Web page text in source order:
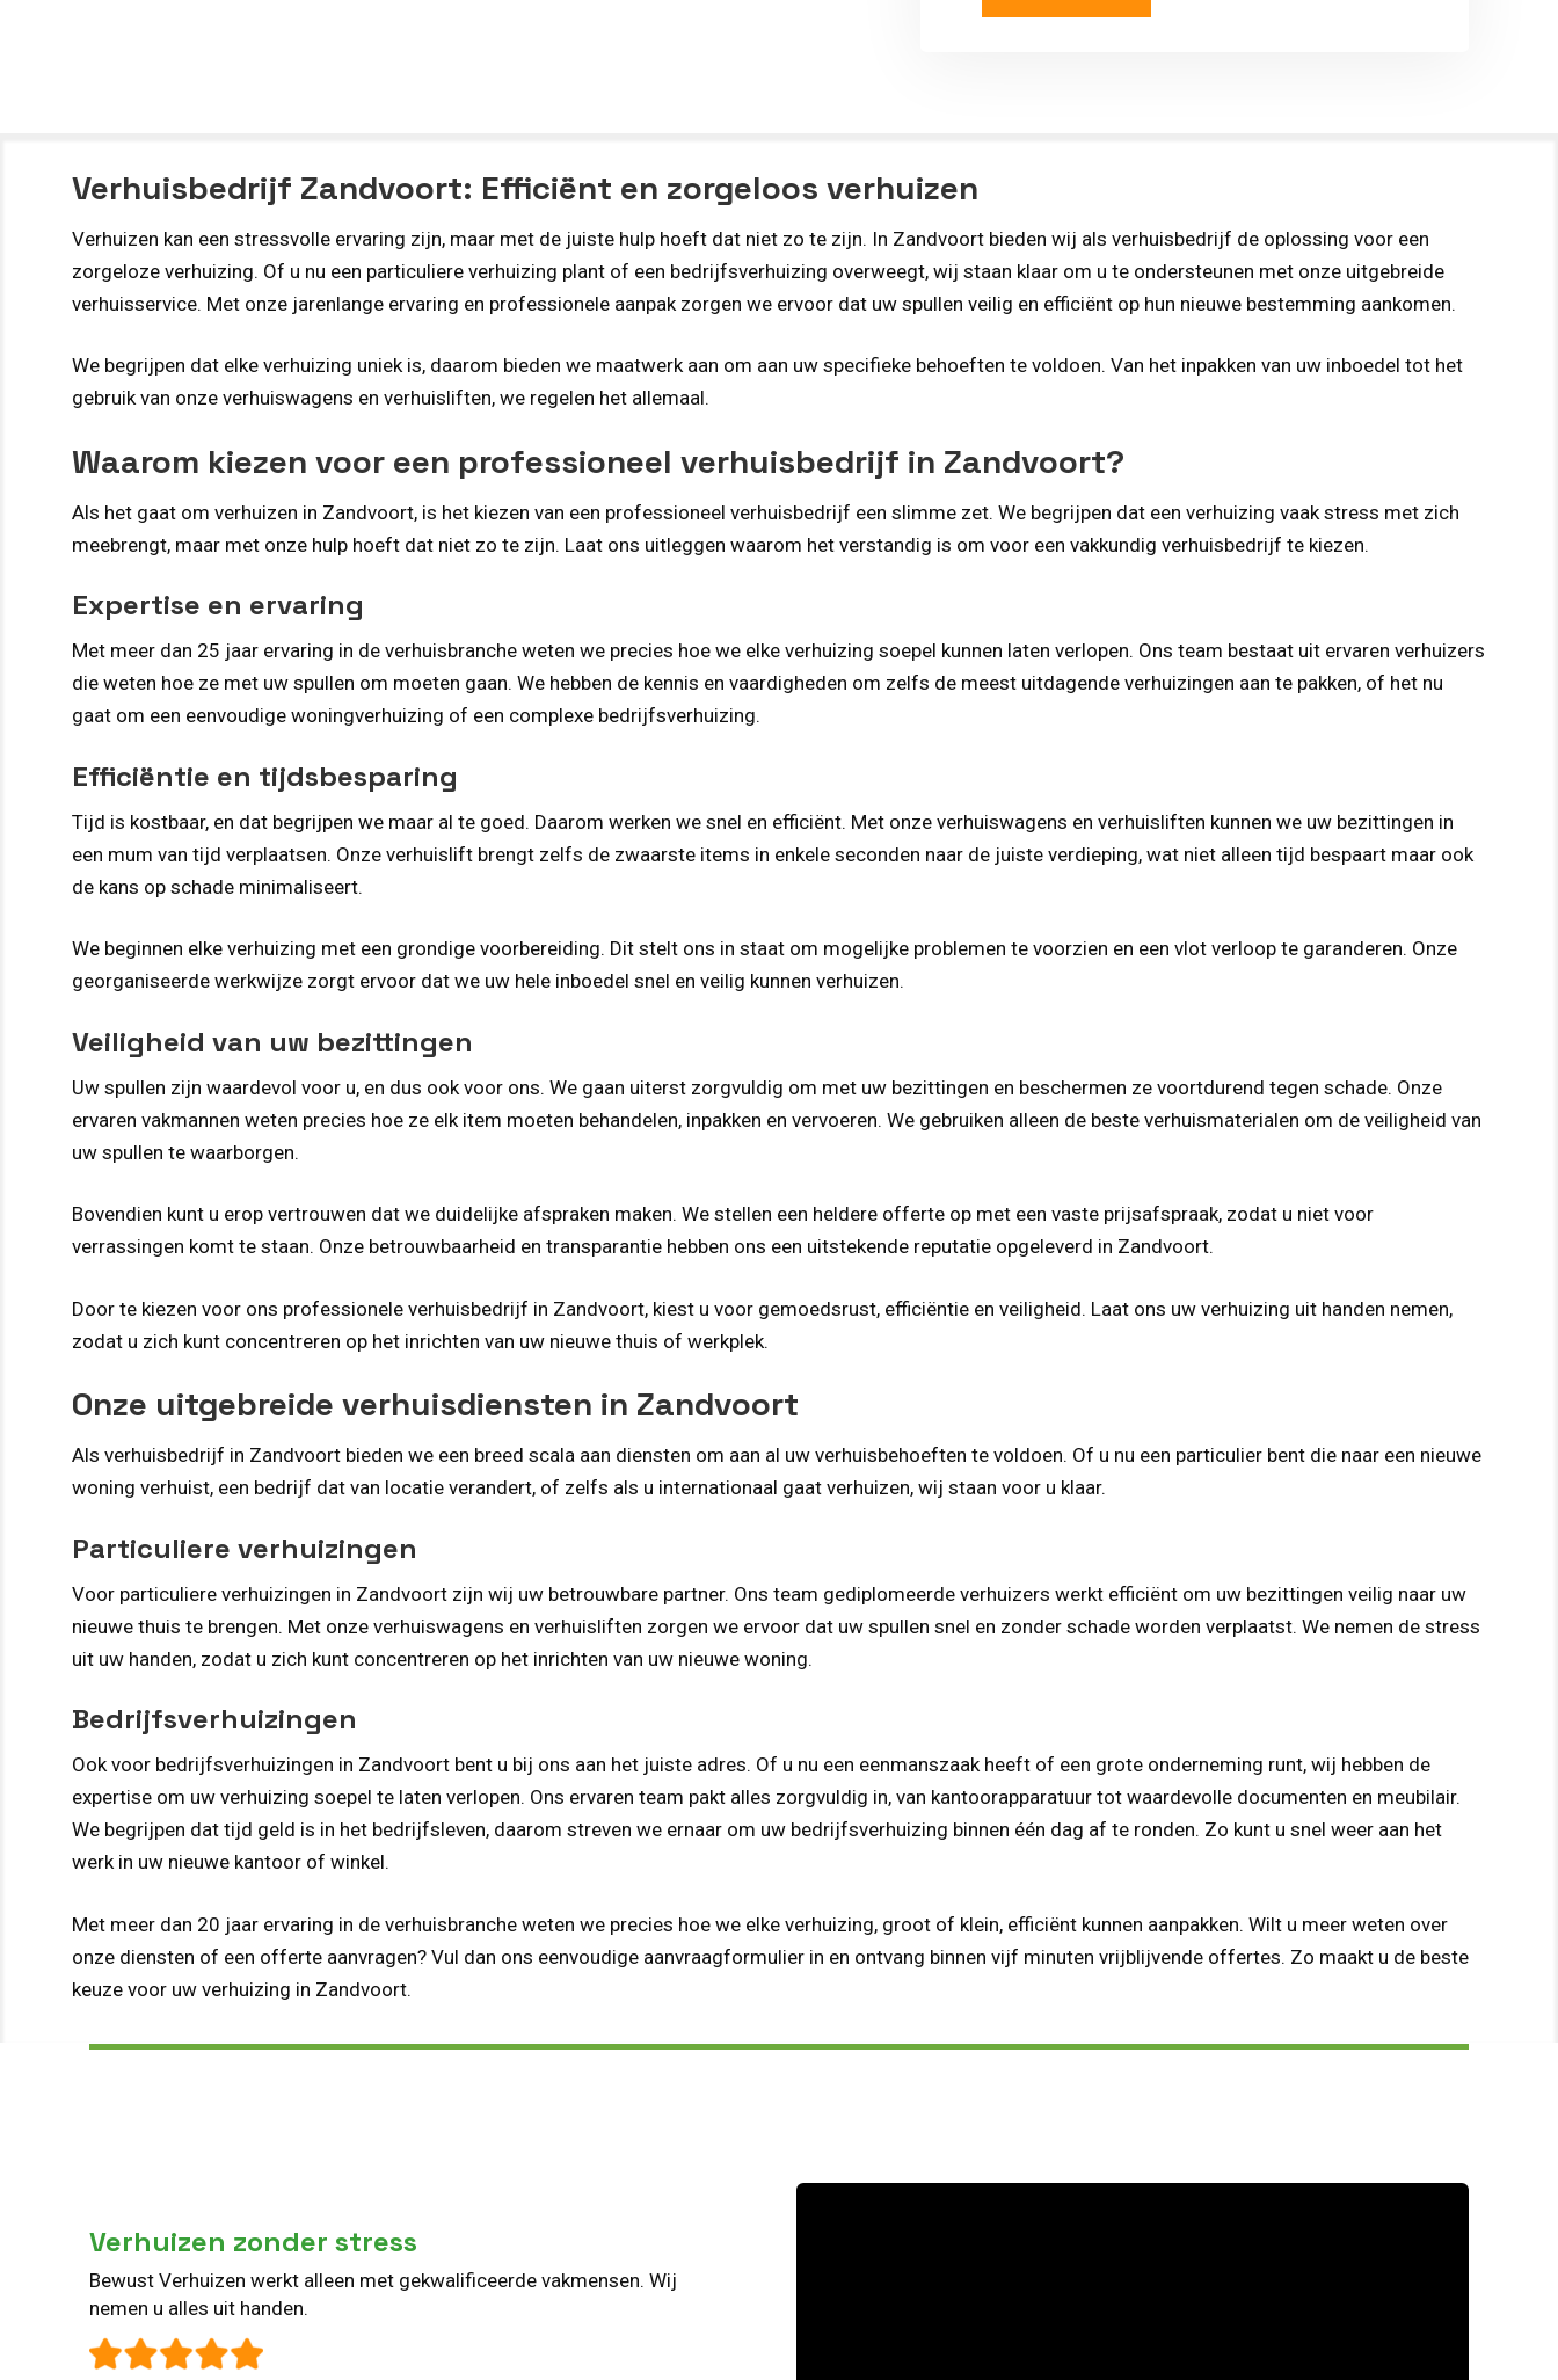
Verhuisbedrijf Zandvoort: Efficiënt en zorgeloos verhuizen
Verhuizen kan een stressvolle ervaring zijn, maar met de juiste hulp hoeft dat niet zo te zijn. In Zandvoort bieden wij als verhuisbedrijf de oplossing voor een
zorgeloze verhuizing. Of u nu een particuliere verhuizing plant of een bedrijfsverhuizing overweegt, wij staan klaar om u te ondersteunen met onze uitgebreide
verhuisservice. Met onze jarenlange ervaring en professionele aanpak zorgen we ervoor dat uw spullen veilig en efficiënt op hun nieuwe bestemming aankomen.
We begrijpen dat elke verhuizing uniek is, daarom bieden we maatwerk aan om aan uw specifieke behoeften te voldoen. Van het inpakken van uw inboedel tot het
gebruik van onze verhuiswagens en verhuisliften, we regelen het allemaal.
Waarom kiezen voor een professioneel verhuisbedrijf in Zandvoort?
Als het gaat om verhuizen in Zandvoort, is het kiezen van een professioneel verhuisbedrijf een slimme zet. We begrijpen dat een verhuizing vaak stress met zich
meebrengt, maar met onze hulp hoeft dat niet zo te zijn. Laat ons uitleggen waarom het verstandig is om voor een vakkundig verhuisbedrijf te kiezen.
Expertise en ervaring
Met meer dan 25 jaar ervaring in de verhuisbranche weten we precies hoe we elke verhuizing soepel kunnen laten verlopen. Ons team bestaat uit ervaren verhuizers
die weten hoe ze met uw spullen om moeten gaan. We hebben de kennis en vaardigheden om zelfs de meest uitdagende verhuizingen aan te pakken, of het nu
gaat om een eenvoudige woningverhuizing of een complexe bedrijfsverhuizing.
Efficiëntie en tijdsbesparing
Tijd is kostbaar, en dat begrijpen we maar al te goed. Daarom werken we snel en efficiënt. Met onze verhuiswagens en verhuisliften kunnen we uw bezittingen in
een mum van tijd verplaatsen. Onze verhuislift brengt zelfs de zwaarste items in enkele seconden naar de juiste verdieping, wat niet alleen tijd bespaart maar ook
de kans op schade minimaliseert.
We beginnen elke verhuizing met een grondige voorbereiding. Dit stelt ons in staat om mogelijke problemen te voorzien en een vlot verloop te garanderen. Onze
georganiseerde werkwijze zorgt ervoor dat we uw hele inboedel snel en veilig kunnen verhuizen.
Veiligheid van uw bezittingen
Uw spullen zijn waardevol voor u, en dus ook voor ons. We gaan uiterst zorgvuldig om met uw bezittingen en beschermen ze voortdurend tegen schade. Onze
ervaren vakmannen weten precies hoe ze elk item moeten behandelen, inpakken en vervoeren. We gebruiken alleen de beste verhuismaterialen om de veiligheid van
uw spullen te waarborgen.
Bovendien kunt u erop vertrouwen dat we duidelijke afspraken maken. We stellen een heldere offerte op met een vaste prijsafspraak, zodat u niet voor
verrassingen komt te staan. Onze betrouwbaarheid en transparantie hebben ons een uitstekende reputatie opgeleverd in Zandvoort.
Door te kiezen voor ons professionele verhuisbedrijf in Zandvoort, kiest u voor gemoedsrust, efficiëntie en veiligheid. Laat ons uw verhuizing uit handen nemen,
zodat u zich kunt concentreren op het inrichten van uw nieuwe thuis of werkplek.
Onze uitgebreide verhuisdiensten in Zandvoort
Als verhuisbedrijf in Zandvoort bieden we een breed scala aan diensten om aan al uw verhuisbehoeften te voldoen. Of u nu een particulier bent die naar een nieuwe
woning verhuist, een bedrijf dat van locatie verandert, of zelfs als u internationaal gaat verhuizen, wij staan voor u klaar.
Particuliere verhuizingen
Voor particuliere verhuizingen in Zandvoort zijn wij uw betrouwbare partner. Ons team gediplomeerde verhuizers werkt efficiënt om uw bezittingen veilig naar uw
nieuwe thuis te brengen. Met onze verhuiswagens en verhuisliften zorgen we ervoor dat uw spullen snel en zonder schade worden verplaatst. We nemen de stress
uit uw handen, zodat u zich kunt concentreren op het inrichten van uw nieuwe woning.
Bedrijfsverhuizingen
Ook voor bedrijfsverhuizingen in Zandvoort bent u bij ons aan het juiste adres. Of u nu een eenmanszaak heeft of een grote onderneming runt, wij hebben de
expertise om uw verhuizing soepel te laten verlopen. Ons ervaren team pakt alles zorgvuldig in, van kantoorapparatuur tot waardevolle documenten en meubilair.
We begrijpen dat tijd geld is in het bedrijfsleven, daarom streven we ernaar om uw bedrijfsverhuizing binnen één dag af te ronden. Zo kunt u snel weer aan het
werk in uw nieuwe kantoor of winkel.
Met meer dan 20 jaar ervaring in de verhuisbranche weten we precies hoe we elke verhuizing, groot of klein, efficiënt kunnen aanpakken. Wilt u meer weten over
onze diensten of een offerte aanvragen? Vul dan ons eenvoudige aanvraagformulier in en ontvang binnen vijf minuten vrijblijvende offertes. Zo maakt u de beste
keuze voor uw verhuizing in Zandvoort.
Verhuizen zonder stress
Bewust Verhuizen werkt alleen met gekwalificeerde vakmensen. Wij
nemen u alles uit handen.